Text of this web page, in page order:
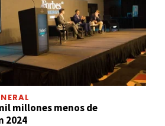
millones menos de
2024